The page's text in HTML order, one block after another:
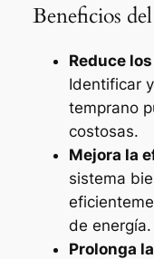
Beneficios
Reduce
Identificar
temprano
costosas.
Mejora la
sistema
de energía.
Prolonga